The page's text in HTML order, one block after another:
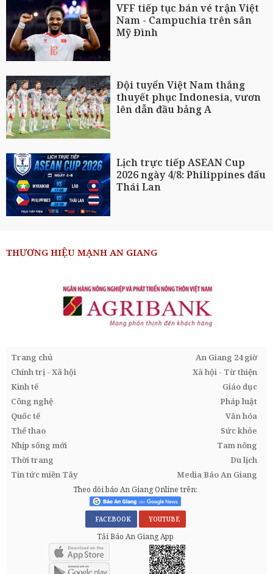
VFF tiếp tục bán vé trận Việt
Nam - Campuchia trên sân
Mỹ Đình
Đội tuyển Việt Nam thắng
thuyết phục Indonesia, vươn
lên dẫn đầu bảng A
Lịch trực tiếp ASEAN Cup
2026 ngày 4/8: Philippines đấu
Thái Lan
THƯƠNG HIỆU MẠNH AN GIANG
Trang chủ
An Giang 24 giờ
Chính trị - Xã hội
Xã hội - Từ thiện
Kinh tế
Giáo dục
Công nghệ
Pháp luật
Quốc tế
Văn hóa
Thể thao
Sức khỏe
Nhịp sống mới
Tam nông
Thời trang
Du lịch
Tin tức miền Tây
Media Báo An Giang
Theo dõi báo An Giang Online trên:
FACEBOOK YOUTUBE
Tải Báo An Giang App